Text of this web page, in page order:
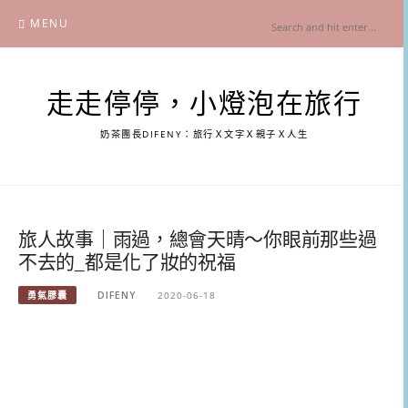
content
MENU
走走停停，小燈泡在旅行
奶茶團長DIFENY：旅行Ｘ文字Ｘ親子Ｘ人生
旅人故事｜雨過，總會天晴～你眼前那些過
不去的_都是化了妝的祝福
勇氣膠囊 DIFENY 2020-06-18